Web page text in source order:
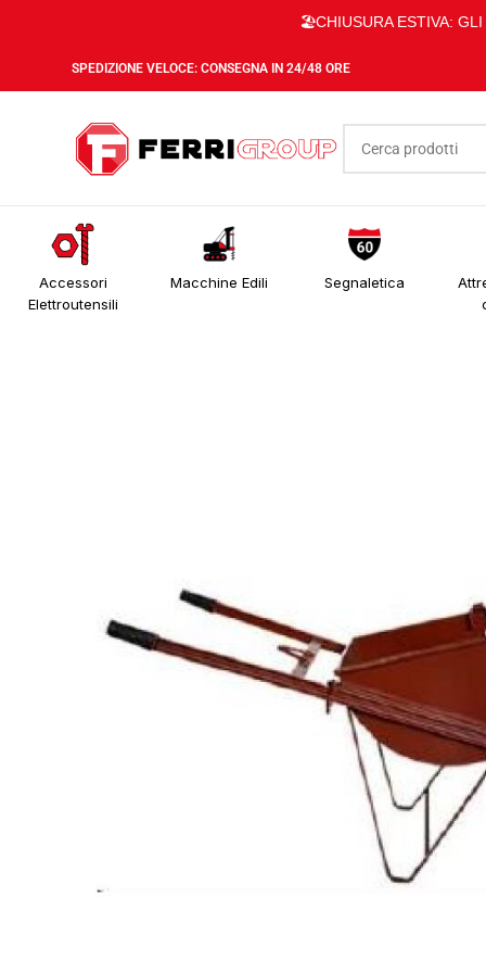
🏖️CHIUSURA ESTIVA: GLI
SPEDIZIONE VELOCE: CONSEGNA IN 24/48 ORE
Accessori
Elettroutensili
Macchine Edili Segnaletica